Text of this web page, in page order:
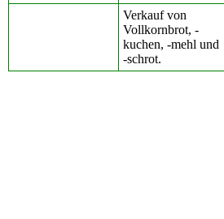
Verkauf von
Vollkornbrot, -
kuchen, -mehl und
-schrot.